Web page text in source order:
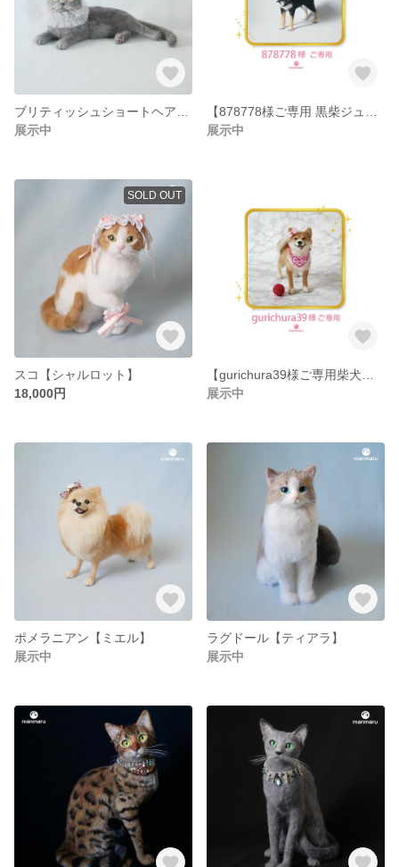
展示中
展示中
SOLD OUT
スコ【シャルロット】
18,000円
展示中
ポメラニアン【ミエル】
展示中
ラグドール【ティアラ】
展示中